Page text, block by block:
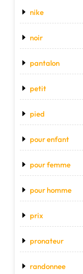
nike
noir
pantalon
petit
pied
pour enfant
pour femme
pour homme
prix
pronateur
randonnee